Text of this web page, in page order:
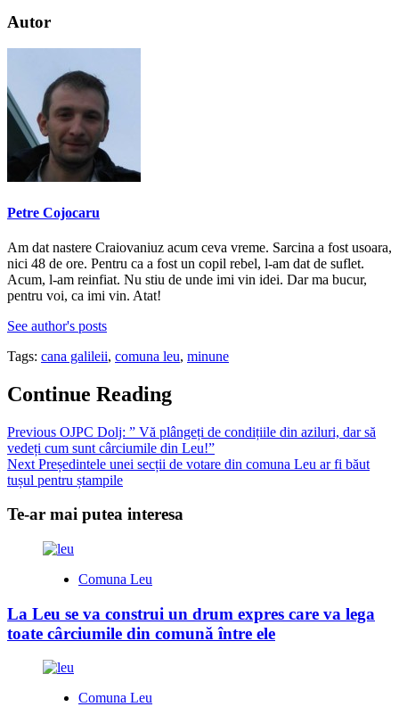
Autor
Petre Cojocaru
Am dat nastere Craiovaniuz acum ceva vreme. Sarcina a fost usoara,
nici 48 de ore. Pentru ca a fost un copil rebel, l-am dat de suflet.
Acum, l-am reinfiat. Nu stiu de unde imi vin idei. Dar ma bucur,
pentru voi, ca imi vin. Atat!
See author's posts
Tags: cana galileii, comuna leu, minune
Continue Reading
Previous OJPC Dolj: ” Vă plângeți de condițiile din aziluri, dar să
vedeți cum sunt cârciumile din Leu!”
Next Președintele unei secții de votare din comuna Leu ar fi băut
tușul pentru ștampile
Te-ar mai putea interesa
Comuna Leu
La Leu se va construi un drum expres care va lega
toate cârciumile din comună între ele
Comuna Leu